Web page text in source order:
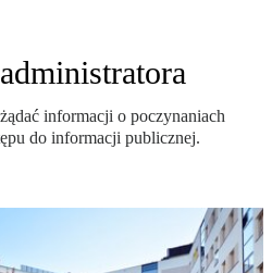
informacji o poczynaniach
do informacji publicznej.